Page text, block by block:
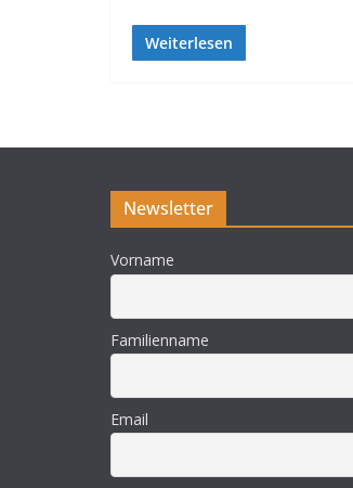
Weiterlesen
Newsletter
Vorname
Familienname
Email